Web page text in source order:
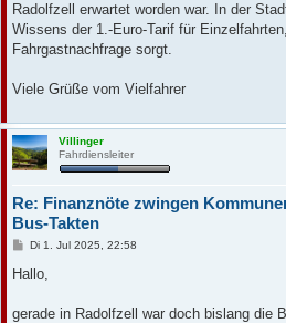
Radolfzell erwartet worden war. In der
Wissens der 1.-Euro-Tarif für
Fahrgastnachfrage sorgt.
Viele Grüße vom Vielfahrer
Villinger
Fahrdiensleiter
Re: Finanznöte zwingen
Bus-Takten
B
i
a
Di 1. Jul 2025, 22:58
Hallo,
gerade in Radolfzell war doch bislang die